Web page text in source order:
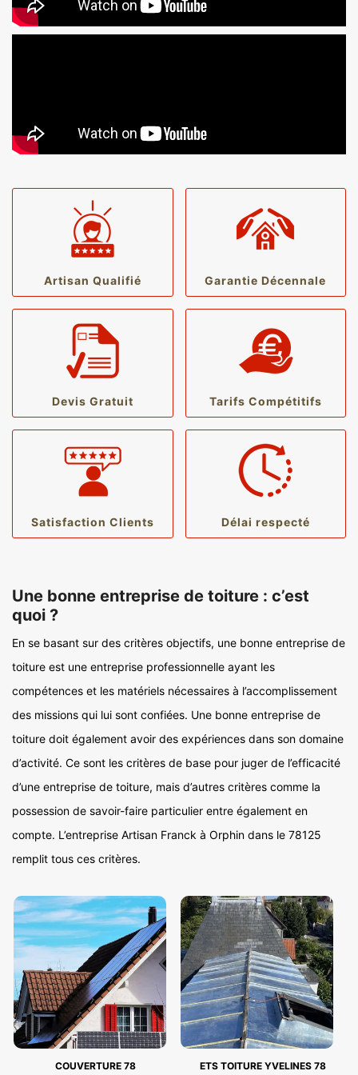
Artisan Qualifié Garantie Décennale
Devis Gratuit Tarifs Compétitifs
Satisfaction Clients Délai respecté
Une bonne entreprise de toiture : c’est
quoi ?
En se basant sur des critères objectifs, une bonne entreprise de
toiture est une entreprise professionnelle ayant les
compétences et les matériels nécessaires à l’accomplissement
des missions qui lui sont confiées. Une bonne entreprise de
toiture doit également avoir des expériences dans son domaine
d’activité. Ce sont les critères de base pour juger de l’efficacité
d’une entreprise de toiture, mais d’autres critères comme la
possession de savoir-faire particulier entre également en
compte. L’entreprise Artisan Franck à Orphin dans le 78125
remplit tous ces critères.
COUVERTURE 78 ETS TOITURE YVELINES 78